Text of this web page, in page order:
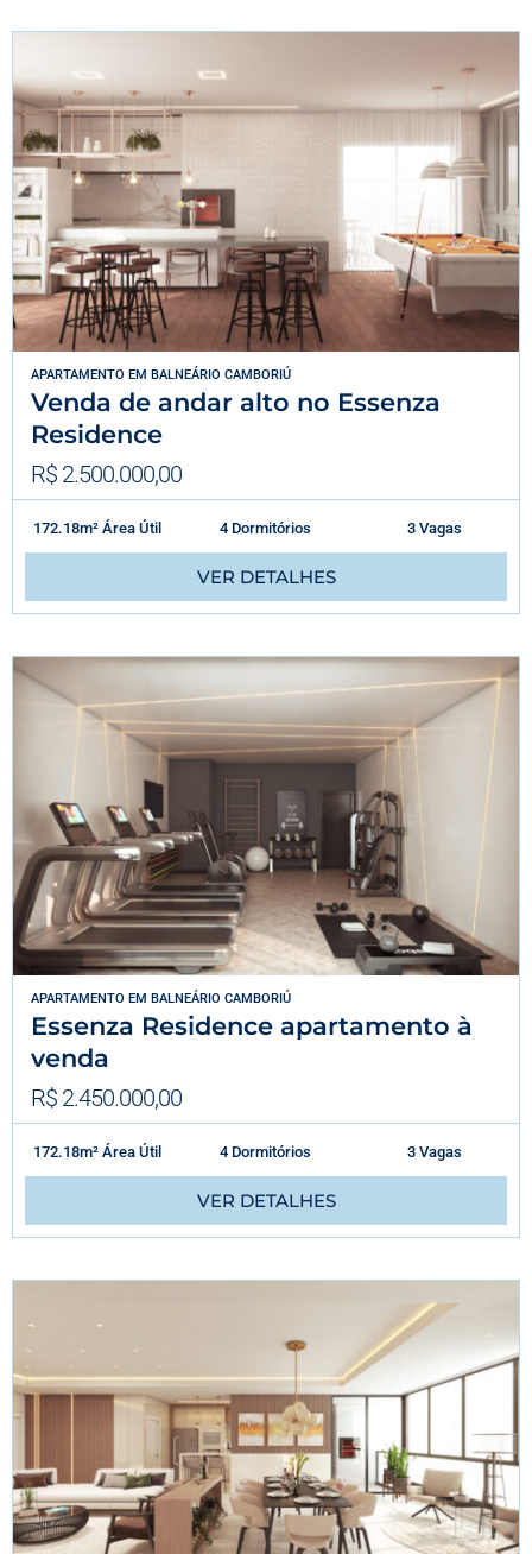
APARTAMENTO EM BALNEÁRIO CAMBORIÚ
Venda de andar alto no Essenza
Residence
R$ 2.500.000,00
172.18m² Área Útil 4 Dormitórios 3 Vagas
VER DETALHES
APARTAMENTO EM BALNEÁRIO CAMBORIÚ
Essenza Residence apartamento à
venda
R$ 2.450.000,00
172.18m² Área Útil 4 Dormitórios 3 Vagas
VER DETALHES